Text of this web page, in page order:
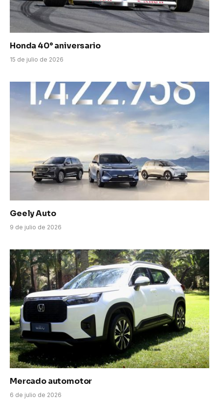
Honda 40° aniversario
15 de julio de 2026
Geely Auto
9 de julio de 2026
Mercado automotor
6 de julio de 2026